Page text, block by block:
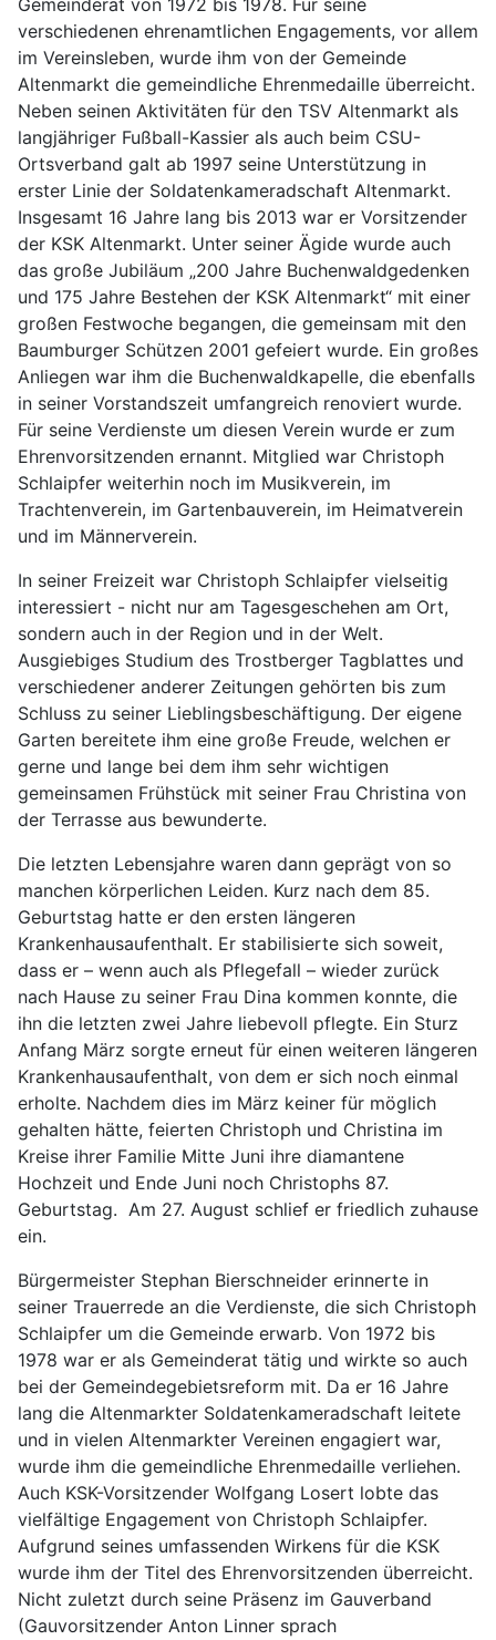
Gemeinderat von 1972 bis 1978. Für seine
verschiedenen ehrenamtlichen Engagements, vor allem
im Vereinsleben, wurde ihm von der Gemeinde
Altenmarkt die gemeindliche Ehrenmedaille überreicht.
Neben seinen Aktivitäten für den TSV Altenmarkt als
langjähriger Fußball-Kassier als auch beim CSU-
Ortsverband galt ab 1997 seine Unterstützung in
erster Linie der Soldatenkameradschaft Altenmarkt.
Insgesamt 16 Jahre lang bis 2013 war er Vorsitzender
der KSK Altenmarkt. Unter seiner Ägide wurde auch
das große Jubiläum „200 Jahre Buchenwaldgedenken
und 175 Jahre Bestehen der KSK Altenmarkt“ mit einer
großen Festwoche begangen, die gemeinsam mit den
Baumburger Schützen 2001 gefeiert wurde. Ein großes
Anliegen war ihm die Buchenwaldkapelle, die ebenfalls
in seiner Vorstandszeit umfangreich renoviert wurde.
Für seine Verdienste um diesen Verein wurde er zum
Ehrenvorsitzenden ernannt. Mitglied war Christoph
Schlaipfer weiterhin noch im Musikverein, im
Trachtenverein, im Gartenbauverein, im Heimatverein
und im Männerverein.
In seiner Freizeit war Christoph Schlaipfer vielseitig
interessiert - nicht nur am Tagesgeschehen am Ort,
sondern auch in der Region und in der Welt.
Ausgiebiges Studium des Trostberger Tagblattes und
verschiedener anderer Zeitungen gehörten bis zum
Schluss zu seiner Lieblingsbeschäftigung. Der eigene
Garten bereitete ihm eine große Freude, welchen er
gerne und lange bei dem ihm sehr wichtigen
gemeinsamen Frühstück mit seiner Frau Christina von
der Terrasse aus bewunderte.
Die letzten Lebensjahre waren dann geprägt von so
manchen körperlichen Leiden. Kurz nach dem 85.
Geburtstag hatte er den ersten längeren
Krankenhausaufenthalt. Er stabilisierte sich soweit,
dass er – wenn auch als Pflegefall – wieder zurück
nach Hause zu seiner Frau Dina kommen konnte, die
ihn die letzten zwei Jahre liebevoll pflegte. Ein Sturz
Anfang März sorgte erneut für einen weiteren längeren
Krankenhausaufenthalt, von dem er sich noch einmal
erholte. Nachdem dies im März keiner für möglich
gehalten hätte, feierten Christoph und Christina im
Kreise ihrer Familie Mitte Juni ihre diamantene
Hochzeit und Ende Juni noch Christophs 87.
Geburtstag. Am 27. August schlief er friedlich zuhause
ein.
Bürgermeister Stephan Bierschneider erinnerte in
seiner Trauerrede an die Verdienste, die sich Christoph
Schlaipfer um die Gemeinde erwarb. Von 1972 bis
1978 war er als Gemeinderat tätig und wirkte so auch
bei der Gemeindegebietsreform mit. Da er 16 Jahre
lang die Altenmarkter Soldatenkameradschaft leitete
und in vielen Altenmarkter Vereinen engagiert war,
wurde ihm die gemeindliche Ehrenmedaille verliehen.
Auch KSK-Vorsitzender Wolfgang Losert lobte das
vielfältige Engagement von Christoph Schlaipfer.
Aufgrund seines umfassenden Wirkens für die KSK
wurde ihm der Titel des Ehrenvorsitzenden überreicht.
Nicht zuletzt durch seine Präsenz im Gauverband
(Gauvorsitzender Anton Linner sprach